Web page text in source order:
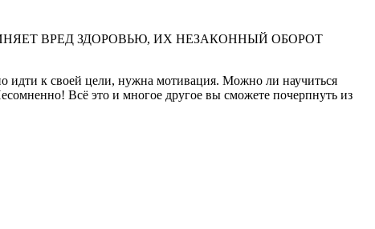
ВРЕД ЗДОРОВЬЮ, ИХ НЕЗАКОННЫЙ ОБОРОТ
идти к своей цели, нужна мотивация. Можно ли научиться
Всё это и многое другое вы сможете почерпнуть из